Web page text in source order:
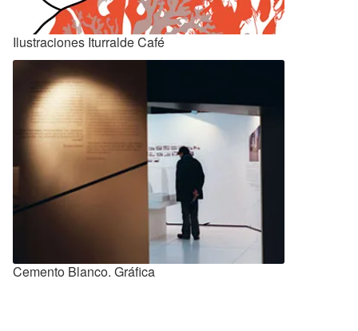
Ilustraciones Iturralde Café
Cemento Blanco. Gráfica